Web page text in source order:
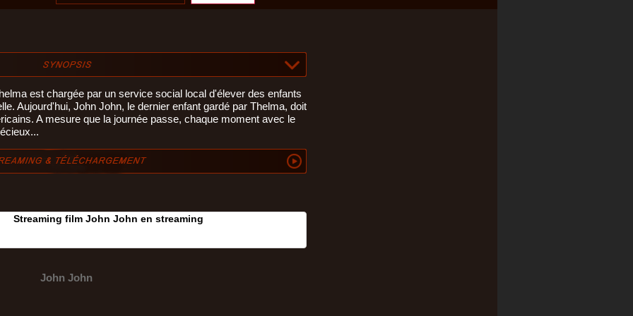
est chargée par un service social local d'élever des enfants
Aujourd'hui, John John, le dernier enfant gardé par Thelma, doit
A mesure que la journée passe, chaque moment avec le
Streaming film John John en streaming
John John